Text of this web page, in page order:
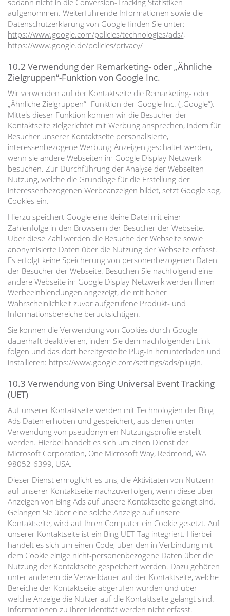
aufgenommen. Weiterführende Informationen sowie die
Datenschutzerklärung von Google finden Sie unter:
https://www.google.com/policies/technologies/ads/,
https://www.google.de/policies/privacy/
10.2 Verwendung der Remarketing- oder „Ähnliche
Zielgruppen“-Funktion von Google Inc.
Wir verwenden auf der Kontaktseite die Remarketing- oder
„Ähnliche Zielgruppen“- Funktion der Google Inc. („Google“).
Mittels dieser Funktion können wir die Besucher der
Kontaktseite zielgerichtet mit Werbung ansprechen, indem für
Besucher unserer Kontaktseite personalisierte,
interessenbezogene Werbung-Anzeigen geschaltet werden,
wenn sie andere Webseiten im Google Display-Netzwerk
besuchen. Zur Durchführung der Analyse der Webseiten-
Nutzung, welche die Grundlage für die Erstellung der
interessenbezogenen Werbeanzeigen bildet, setzt Google sog.
Cookies ein.
Hierzu speichert Google eine kleine Datei mit einer
Zahlenfolge in den Browsern der Besucher der Webseite.
Über diese Zahl werden die Besuche der Webseite sowie
anonymisierte Daten über die Nutzung der Webseite erfasst.
Es erfolgt keine Speicherung von personenbezogenen Daten
der Besucher der Webseite. Besuchen Sie nachfolgend eine
andere Webseite im Google Display-Netzwerk werden Ihnen
Werbeeinblendungen angezeigt, die mit hoher
Wahrscheinlichkeit zuvor aufgerufene Produkt- und
Informationsbereiche berücksichtigen.
Sie können die Verwendung von Cookies durch Google
dauerhaft deaktivieren, indem Sie dem nachfolgenden Link
folgen und das dort bereitgestellte Plug-In herunterladen und
installieren: https://www.google.com/settings/ads/plugin.
10.3 Verwendung von Bing Universal Event Tracking
(UET)
Auf unserer Kontaktseite werden mit Technologien der Bing
Ads Daten erhoben und gespeichert, aus denen unter
Verwendung von pseudonymen Nutzungsprofile erstellt
werden. Hierbei handelt es sich um einen Dienst der
Microsoft Corporation, One Microsoft Way, Redmond, WA
98052-6399, USA.
Dieser Dienst ermöglicht es uns, die Aktivitäten von Nutzern
auf unserer Kontaktseite nachzuverfolgen, wenn diese über
Anzeigen von Bing Ads auf unsere Kontaktseite gelangt sind.
Gelangen Sie über eine solche Anzeige auf unsere
Kontaktseite, wird auf Ihren Computer ein Cookie gesetzt. Auf
unserer Kontaktseite ist ein Bing UET-Tag integriert. Hierbei
handelt es sich um einen Code, über den in Verbindung mit
dem Cookie einige nicht-personenbezogene Daten über die
Nutzung der Kontaktseite gespeichert werden. Dazu gehören
unter anderem die Verweildauer auf der Kontaktseite, welche
Bereiche der Kontaktseite abgerufen wurden und über
welche Anzeige die Nutzer auf die Kontaktseite gelangt sind.
Informationen zu Ihrer Identität werden nicht erfasst.